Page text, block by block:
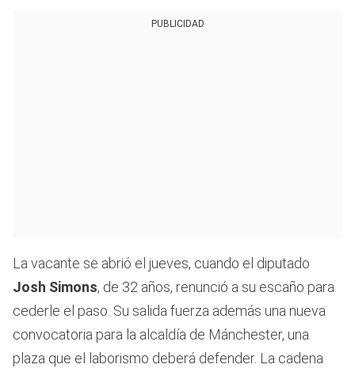
PUBLICIDAD
La vacante se abrió el jueves, cuando el diputado
Josh Simons, de 32 años, renunció a su escaño para
cederle el paso. Su salida fuerza además una nueva
convocatoria para la alcaldía de Mánchester, una
plaza que el laborismo deberá defender. La cadena